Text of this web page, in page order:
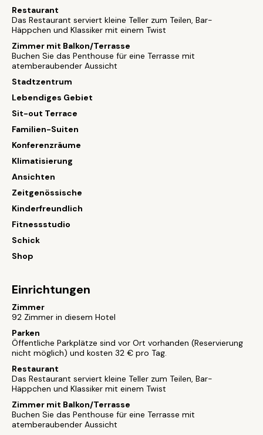
Restaurant
Das Restaurant serviert kleine Teller zum Teilen, Bar-
Häppchen und Klassiker mit einem Twist
Zimmer mit Balkon/Terrasse
Buchen Sie das Penthouse für eine Terrasse mit
atemberaubender Aussicht
Stadtzentrum
Lebendiges Gebiet
Sit-out Terrace
Familien-Suiten
Konferenzräume
Klimatisierung
Ansichten
Zeitgenössische
Kinderfreundlich
Fitnessstudio
Schick
Shop
Einrichtungen
Zimmer
92 Zimmer in diesem Hotel
Parken
Öffentliche Parkplätze sind vor Ort vorhanden (Reservierung
nicht möglich) und kosten 32 € pro Tag.
Restaurant
Das Restaurant serviert kleine Teller zum Teilen, Bar-
Häppchen und Klassiker mit einem Twist
Zimmer mit Balkon/Terrasse
Buchen Sie das Penthouse für eine Terrasse mit
atemberaubender Aussicht